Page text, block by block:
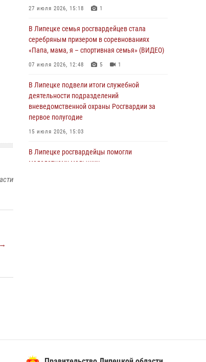
области состоялся вечер вопросов и ответов
В Липецке росгвардейцы посетили
богослужение в честь великого князя
Владимира
В Липецке прошла акция «Каникулы с
Росгвардией»
28 июля 2026, 07:01
27 июля 2026, 15:18 1
В Липецке семья росгвардейцев стала
серебряным призером в соревнованиях
«Папа, мама, я – спортивная семья» (ВИДЕО)
07 июля 2026, 12:48 5 1
В Липецке подвели итоги служебной
деятельности подразделений
вневедомственной охраны Росгвардии за
первое полугодие
15 июля 2026, 15:03
В Липецке росгвардейцы помогли
малолетнему мальчику
отпусков
06 июля 2026, 14:45